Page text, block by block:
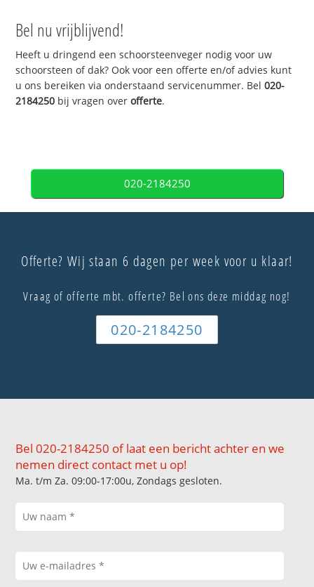
Bel nu vrijblijvend!
Heeft u dringend een schoorsteenveger nodig voor uw
schoorsteen of dak? Ook voor een offerte en/of advies kunt
u ons bereiken via onderstaand servicenummer. Bel020-
2184250 bij vragen overofferte.
020-2184250
Offerte? Wij staan 6 dagen per week voor u klaar!
Vraag of offerte mbt. offerte? Bel ons deze middag nog!
020-2184250
Bel 020-2184250 of laat een bericht achter en we
nemen direct contact met u op!
Ma. t/m Za. 09:00-17:00u, Zondags gesloten.